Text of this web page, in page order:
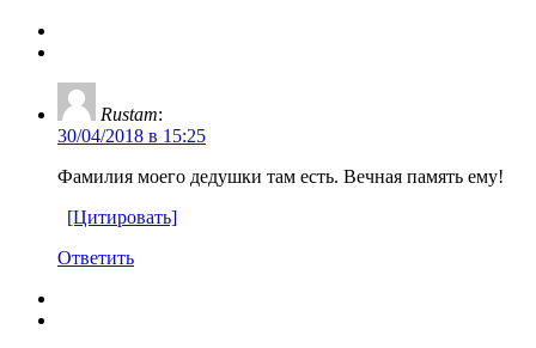
Rustam:
30/04/2018 в 15:25
Фамилия моего дедушки там есть. Вечная память ему!
[Цитировать]
Ответить